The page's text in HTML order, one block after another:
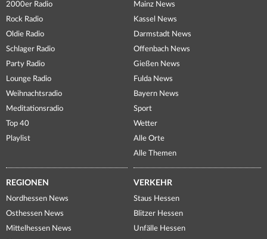
2000er Radio
Rock Radio
Oldie Radio
Schlager Radio
Party Radio
Lounge Radio
Weihnachtsradio
Meditationsradio
Top 40
Playlist
Mainz News
Kassel News
Darmstadt News
Offenbach News
Gießen News
Fulda News
Bayern News
Sport
Wetter
Alle Orte
Alle Themen
REGIONEN
Nordhessen News
Osthessen News
Mittelhessen News
VERKEHR
Staus Hessen
Blitzer Hessen
Unfälle Hessen